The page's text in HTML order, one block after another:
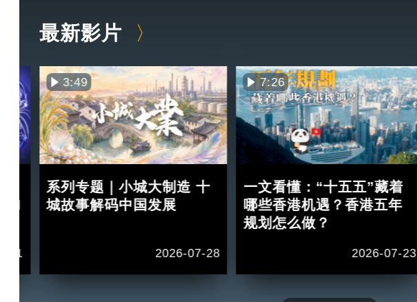
最新影片
II
11
3:49
系列专题｜小城大制造 十
城故事解码中国发展
2026-07-28
7:26
一文看懂：“十五五”藏着
哪些香港机遇？香港五年
规划怎么做？
2026-07-23